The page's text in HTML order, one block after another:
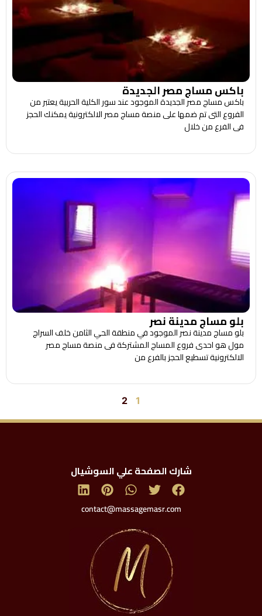
باكس مساج مصر الجديدة
باكس مساج مصر الجديدة الموجود عند سور الكلية الحربية يعتبر من
الفروع التى تم ضمها على منصة مساج مصر الالكترونية يمكنك الحجز
فى الفرع من خلال
بلو مساج مدينة نصر
بلو مساج مدينة نصر الموجود في منطقة الحي الثامن خلف السراج
مول هو احدى فروع المساج المشتركة فى منصة مساج مصر
الالكترونية تسطيع الحجز بالفرع من
1
2
شارك الصفحة علي السوشيال
contact@massagemasr.com